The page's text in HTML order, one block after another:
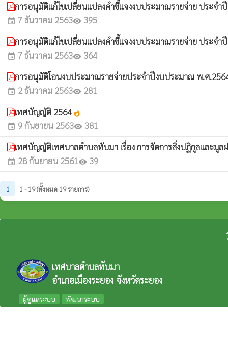
การอนุมัติแก้ไขเปลี่ยนแปลงคำชี้แจงงบประมาณรายจ่าย ประจ
event 7 ธันวาคม 2563visibility 395
การอนุมัติแก้ไขเปลี่ยนแปลงคำชี้แจงงบประมาณรายจ่าย ประจ
event 7 ธันวาคม 2563visibility 364
การอนุมัติโอนงบประมาณรายจ่ายประจำปีงบประมาณ พ.ศ
event 2 ธันวาคม 2563visibility 281
เทศบัญญัติ 2564 whatshot
event 9 กันยายน 2563visibility 381
เทศบัญญัติเทศบาลตำบลทับมา เรื่อง การจัดการสิ่งปฏิกูลและมู
event 28 กันยายน 2561visibility 39
1 1 - 19 (ทั้งหมด 19 รายการ)
เทศบาลตำบลทับมา
อำเภอเมืองระยอง จังหวัดระยอง
ผู้ดูแลระบบ พัฒนาระบบ